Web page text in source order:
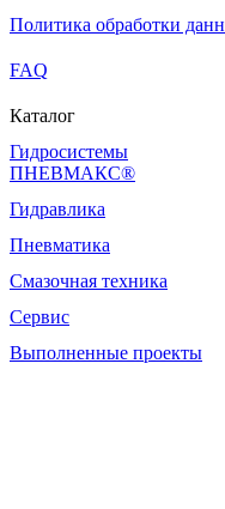
Политика обработки
FAQ
Каталог
Гидросистемы
ПНЕВМАКС®
Гидравлика
Пневматика
Смазочная техника
Сервис
Выполненные проекты